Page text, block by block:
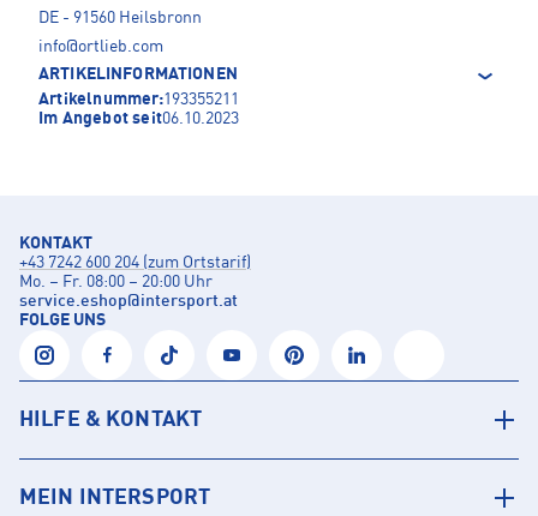
DE - 91560 Heilsbronn
info@ortlieb.com
ARTIKELINFORMATIONEN
Artikelnummer:193355211
Im Angebot seit06.10.2023
KONTAKT
+43 7242 600 204 (zum Ortstarif)
Mo. – Fr. 08:00 – 20:00 Uhr
service.eshop@intersport.at
FOLGE UNS
HILFE & KONTAKT
MEIN INTERSPORT